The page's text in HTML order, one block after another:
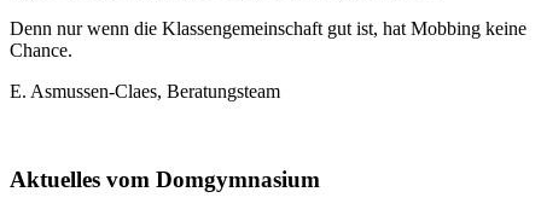
Denn nur wenn die Klassengemeinschaft gut ist, hat Mobbing keine
Chance.
E. Asmussen-Claes, Beratungsteam
Aktuelles vom Domgymnasium